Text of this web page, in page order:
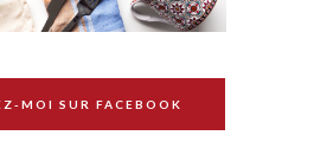
MOI SUR FACEBOOK